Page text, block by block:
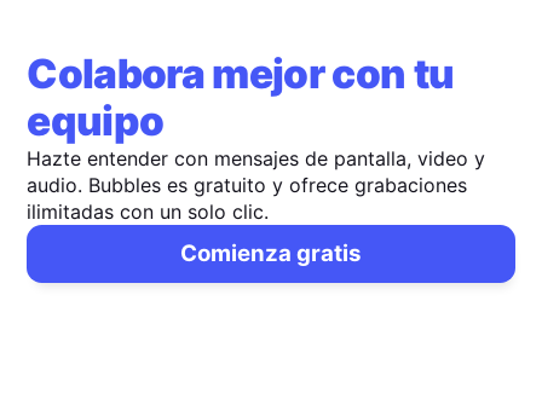
Colabora mejor con tu
equipo
Hazte entender con mensajes de pantalla, video y
audio. Bubbles es gratuito y ofrece grabaciones
ilimitadas con un solo clic.
Comienza gratis